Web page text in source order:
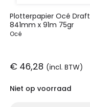
Plotterpapier Océ Draft
841mm x 91m 75gr
Océ
€ 46,28 (incl. BTW)
Niet op voorraad